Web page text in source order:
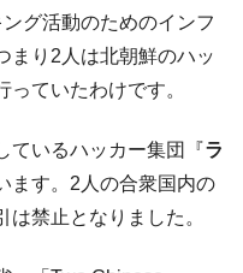
への補助金を全廃 ⇒ 実
6カ月で対前年同期比
極右勢力」のプラカー
でに18.4GW規模のAIデ
だってば。
グ活動のためのインフ
まり2人は北朝鮮のハッ
ていたわけです。
ているハッカー集団『ラ
ます。2人の合衆国内の
禁止となりました。